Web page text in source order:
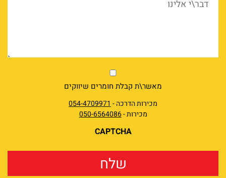
market
מאשר\ת קבלת חומרים שיווקים
מכירות הדרכה -054-4709971
מכירות -050-6564086
CAPTCHA